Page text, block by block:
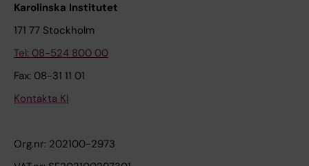
Karolinska Institutet
171 77 Stockholm
Tel: 08-524 800 00
Fax: 08-31 11 01
Kontakta KI
Org.nr: 202100-2973